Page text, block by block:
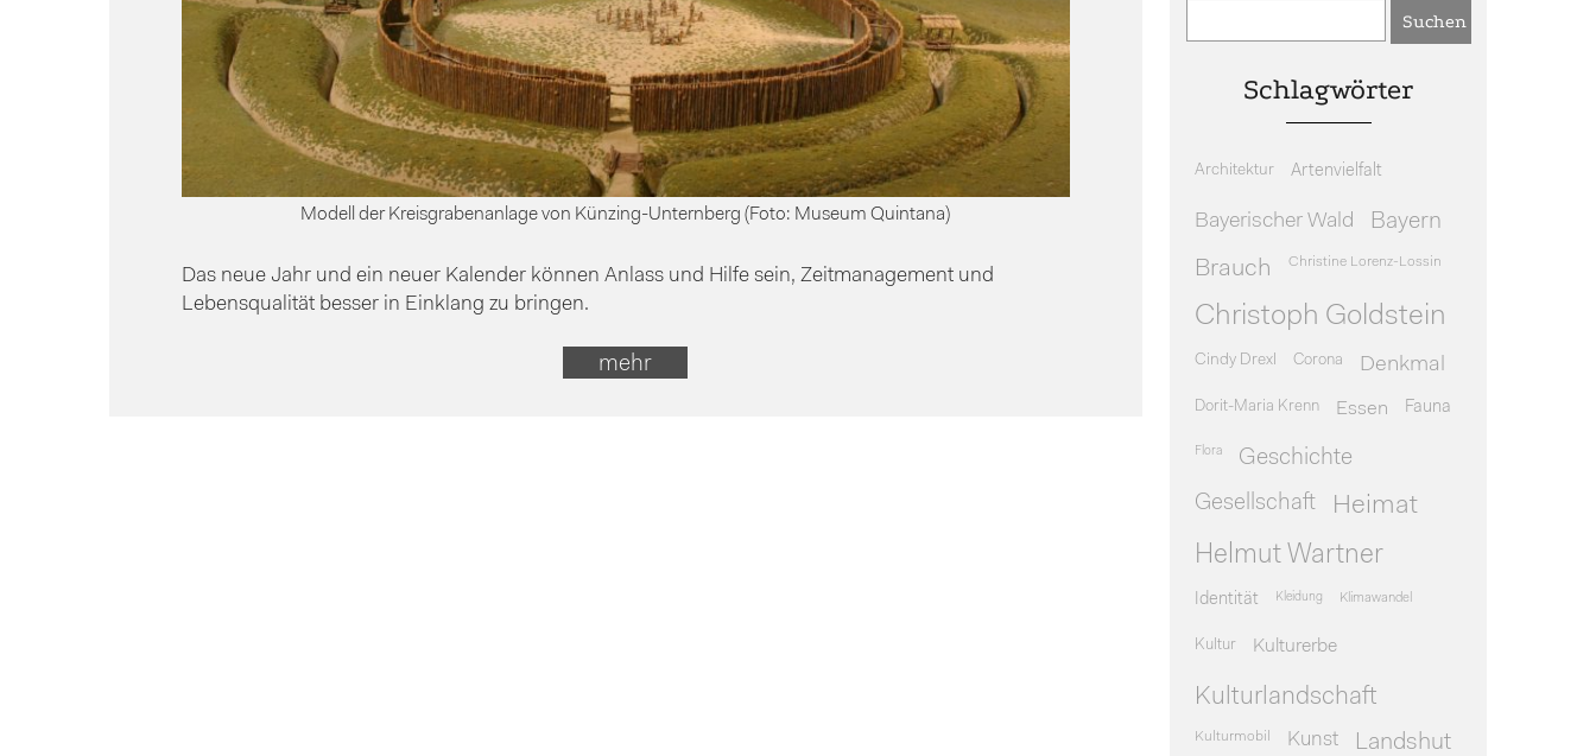
Modell der Kreisgrabenanlage von Künzing-Unternberg (Foto: Museum Quintana)
Das neue Jahr und ein neuer Kalender können Anlass und Hilfe sein, Zeitmanagement und
Lebensqualität besser in Einklang zu bringen.
mehr
Schlagwörter
Architektur Artenvielfalt
Bayerischer Wald Bayern
Brauch Christine Lorenz-Lossin
Christoph Goldstein
Cindy Drexl Corona Denkmal
Dorit-Maria Krenn Essen Fauna
Flora Geschichte
Gesellschaft
Heimat
Helmut Wartner
Identität Kleidung Klimawandel
Kultur Kulturerbe
Kulturlandschaft
Kulturmobil Kunst Landshut